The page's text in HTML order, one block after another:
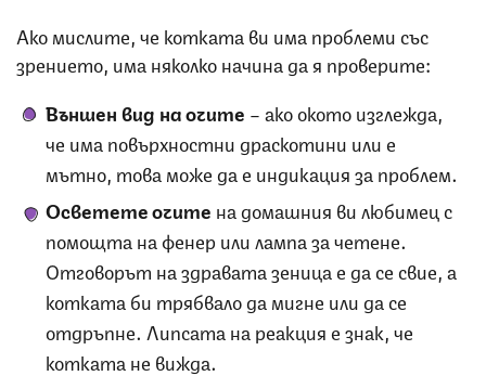
Ако мислите, че котката ви има проблеми със
зрението, има няколко начина да я проверите:
Външен вид на очите – ако окото изглежда,
че има повърхностни драскотини или е
мътно, това може да е индикация за проблем.
Осветете очите на домашния ви любимец с
помощта на фенер или лампа за четене.
Отговорът на здравата зеница е да се свие, а
котката би трябвало да мигне или да се
отдръпне. Липсата на реакция е знак, че
котката не вижда.